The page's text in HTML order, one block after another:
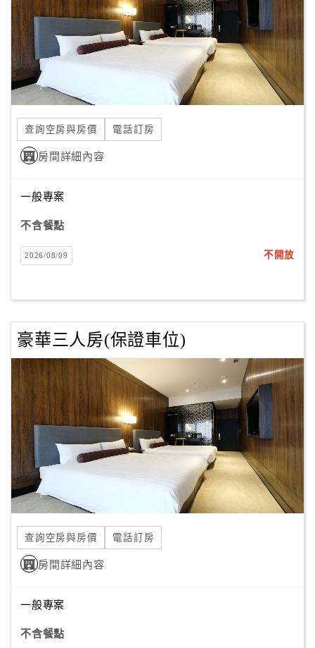
伴
計
劃
品
宣
傳
查詢空房與房價 電話訂房
房間詳細內容
一般專案
不含餐點
2026/08/09 不開放
豪華三人房(保證車位)
查詢空房與房價 電話訂房
房間詳細內容
一般專案
不含餐點